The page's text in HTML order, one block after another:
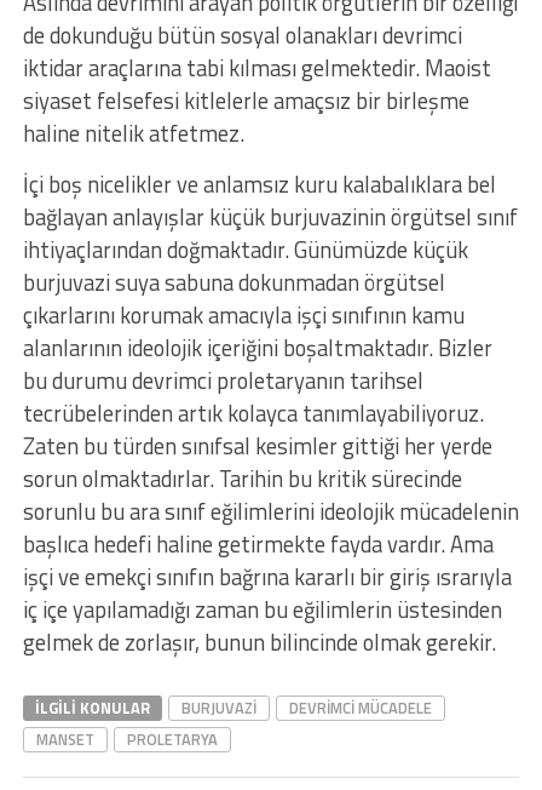
de dokunduğu bütün sosyal olanakları devrimci
iktidar araçlarına tabi kılması gelmektedir. Maoist
siyaset felsefesi kitlelerle amaçsız bir birleşme
haline nitelik atfetmez.
İçi boş nicelikler ve anlamsız kuru kalabalıklara bel
bağlayan anlayışlar küçük burjuvazinin örgütsel sınıf
ihtiyaçlarından doğmaktadır. Günümüzde küçük
burjuvazi suya sabuna dokunmadan örgütsel
çıkarlarını korumak amacıyla işçi sınıfının kamu
alanlarının ideolojik içeriğini boşaltmaktadır. Bizler
bu durumu devrimci proletaryanın tarihsel
tecrübelerinden artık kolayca tanımlayabiliyoruz.
Zaten bu türden sınıfsal kesimler gittiği her yerde
sorun olmaktadırlar. Tarihin bu kritik sürecinde
sorunlu bu ara sınıf eğilimlerini ideolojik mücadelenin
başlıca hedefi haline getirmekte fayda vardır. Ama
işçi ve emekçi sınıfın bağrına kararlı bir giriş ısrarıyla
iç içe yapılamadığı zaman bu eğilimlerin üstesinden
gelmek de zorlaşır, bunun bilincinde olmak gerekir.
İLGILI KONULAR BURJUVAZI
DEVRIMCI MÜCADELE
MANSET
PROLETARYA